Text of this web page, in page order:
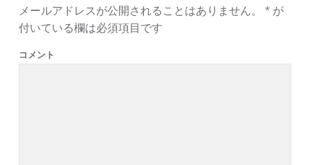
メールアドレスが公開されることはありません。 *が
付いている欄は必須項目です
コメント